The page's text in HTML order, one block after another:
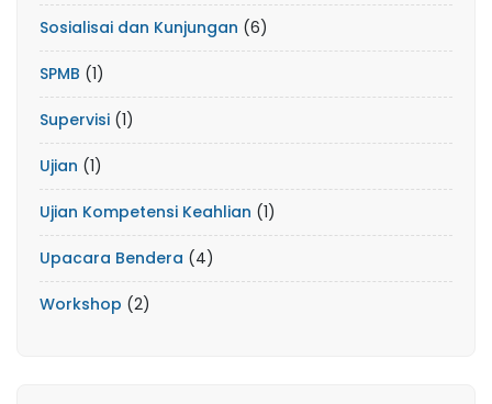
Sosialisai dan Kunjungan (6)
SPMB (1)
Supervisi (1)
Ujian (1)
Ujian Kompetensi Keahlian (1)
Upacara Bendera (4)
Workshop (2)